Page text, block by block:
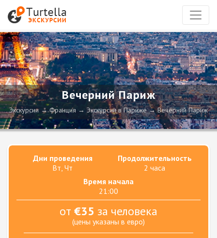
Вечерний Париж
Экскурсии Франция Экскурсии в Париже Вечерний Париж
Дни проведения
Вт, Чт
Продолжительность
2 часа
Время начала
21:00
от €35 за человека
(цены указаны в евро)